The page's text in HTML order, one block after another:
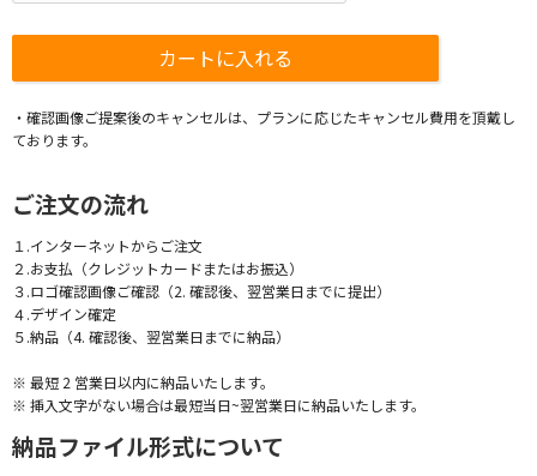
・確認画像ご提案後のキャンセルは、プランに応じたキャンセル費用を頂戴し
ております。
ご注文の流れ
１.インターネットからご注文
２.お支払（クレジットカードまたはお振込）
３.ロゴ確認画像ご確認（2. 確認後、翌営業日までに提出）
４.デザイン確定
５.納品（4. 確認後、翌営業日までに納品）
※ 最短 2 営業日以内に納品いたします。
※ 挿入文字がない場合は最短当日~翌営業日に納品いたします。
納品ファイル形式について